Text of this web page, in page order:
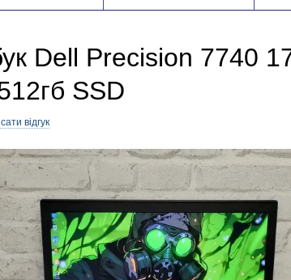
Dell Precision
SSD
відгук